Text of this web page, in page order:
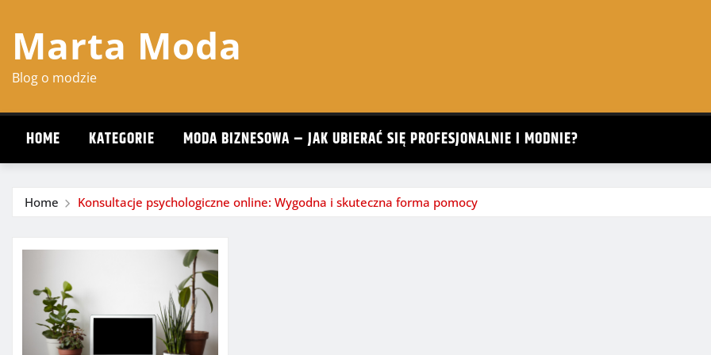
content
Marta Moda
Blog o modzie
HOME KATEGORIE MODA BIZNESOWA – JAK UBIERAĆ SIĘ PROFESJONALNIE I MODNIE?
Home Konsultacje psychologiczne online: Wygodna i skuteczna forma pomocy